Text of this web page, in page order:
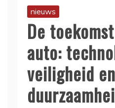
nieuws
De
auto:
veiligheid en